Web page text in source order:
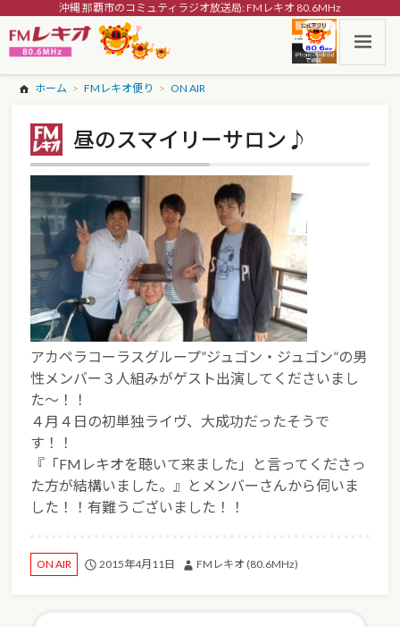
沖縄 那覇市のコミュティラジオ放送局: FMレキオ 80.6MHz
ホーム FMレキオ便り ON AIR
昼のスマイリーサロン♪
アカペラコーラスグループ”ジュゴン・ジュゴン”の男
性メンバー３人組みがゲスト出演してくださいまし
た～！！
４月４日の初単独ライヴ、大成功だったそうで
す！！
『「FMレキオを聴いて来ました」と言ってくださっ
た方が結構いました。』とメンバーさんから伺いま
した！！有難うございました！！
ON AIR 2015年4月11日 FMレキオ (80.6MHz)